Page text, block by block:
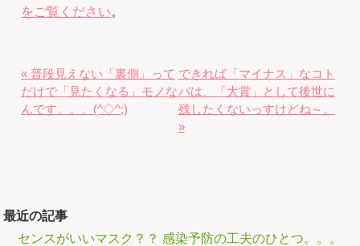
をご覧ください。
« 普段見えない「裏側」って
だけで「見たくなる」モノな
んです。。。(^◇^;)
できれば「マイナス」なコト
バは、「大賞」として後世に
残したくないっすけどね～。
»
最近の記事
センスがいいマスク？？ 感染予防の工夫のひとつ。。。